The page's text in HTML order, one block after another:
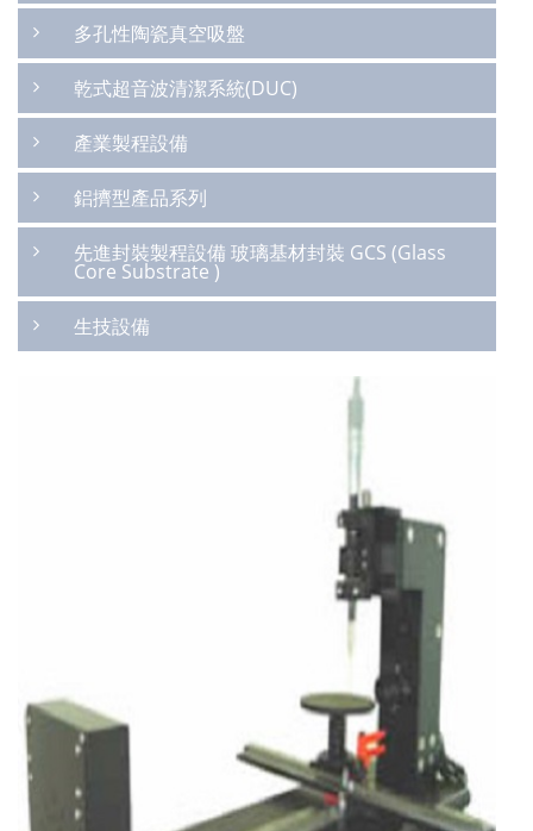
多孔性陶瓷真空吸盤
乾式超音波清潔系統(DUC)
產業製程設備
鋁擠型產品系列
先進封裝製程設備 玻璃基材封裝 GCS (Glass
Core Substrate )
生技設備